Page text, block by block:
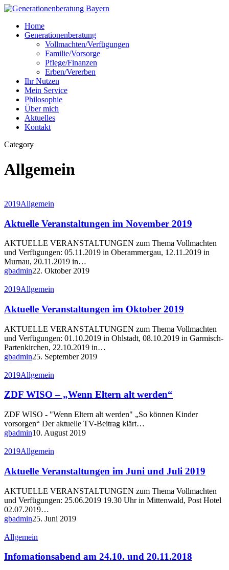
Skip
main
content
Menu
Home
Generationenberatung
Vollmachten/Verfügungen
Familie/Vorsorge
Pflege/Finanzen
Erben/Vererben
Ihr Nutzen
Mein Service
Philosophie
Über mich
Aktuelles
Kontakt
Category
Allgemein
Aktuelle
im
November
2019
2019Allgemein
Aktuelle Veranstaltungen im November 2019
AKTUELLE VERANSTALTUNGEN zum Thema Vollmachten
und Verfügungen: 05.11.2019 in Oberammergau, 12.11.2019 in
Murnau, 20.11.2019 in…
gbadmin22. Oktober 2019
Aktuelle
im
Oktober
2019
2019Allgemein
Aktuelle Veranstaltungen im Oktober 2019
AKTUELLE VERANSTALTUNGEN zum Thema Vollmachten
und Verfügungen: 01.10.2019 in Ohlstadt, 08.10.2019 in Garmisch-
Partenkirchen, 22.10.2019 in…
gbadmin25. September 2019
ZDF
–
Eltern
alt
werden“
2019Allgemein
ZDF WISO – „Wenn Eltern alt werden“
ZDF WISO - "Wenn Eltern alt werden" „So können Kinder
vorsorgen“ Der aktuelle TV-Beitrag klärt…
gbadmin10. August 2019
Aktuelle
im
Juni
und
Juli
2019
2019Allgemein
Aktuelle Veranstaltungen im Juni und Juli 2019
AKTUELLE VERANSTALTUNGEN zum Thema Vollmachten
und Verfügungen: 25.06.2019 19.30 Uhr in Mittenwald, Post Hotel
02.07.2019…
gbadmin25. Juni 2019
Infomationsabend
24.10.
Allgemein
Infomationsabend am 24.10. und 20.11.2018